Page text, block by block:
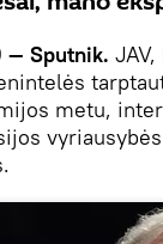
— Sputnik.
metu,